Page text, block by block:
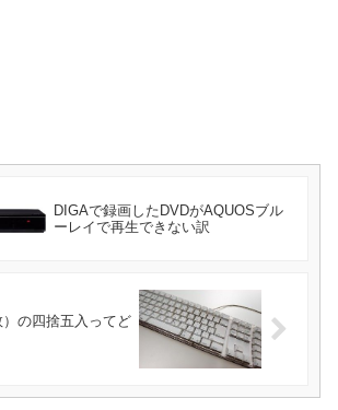
DIGAで録画したDVDがAQUOSブル
ーレイで再生できない訳
の四捨五入ってど